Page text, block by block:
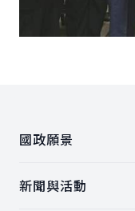
國政願景
新聞與活動